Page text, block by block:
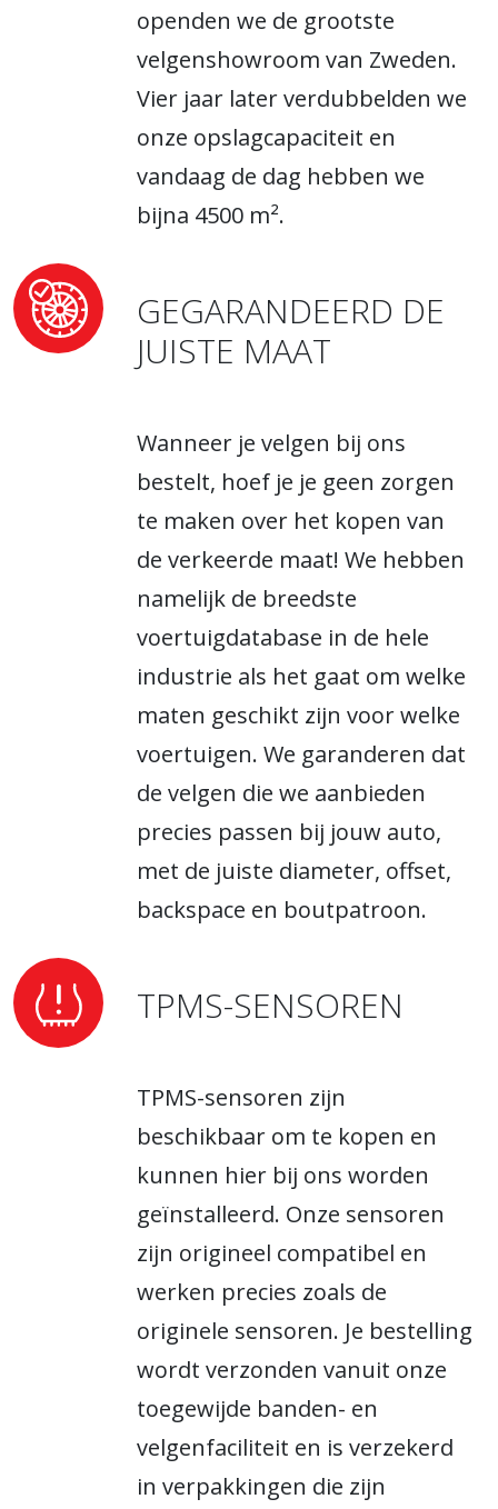
openden we de grootste
velgenshowroom van Zweden.
Vier jaar later verdubbelden we
onze opslagcapaciteit en
vandaag de dag hebben we
bijna 4500 m².
GEGARANDEERD DE
JUISTE MAAT
Wanneer je velgen bij ons
bestelt, hoef je je geen zorgen
te maken over het kopen van
de verkeerde maat! We hebben
namelijk de breedste
voertuigdatabase in de hele
industrie als het gaat om welke
maten geschikt zijn voor welke
voertuigen. We garanderen dat
de velgen die we aanbieden
precies passen bij jouw auto,
met de juiste diameter, offset,
backspace en boutpatroon.
TPMS-SENSOREN
TPMS-sensoren zijn
beschikbaar om te kopen en
kunnen hier bij ons worden
geïnstalleerd. Onze sensoren
zijn origineel compatibel en
werken precies zoals de
originele sensoren. Je bestelling
wordt verzonden vanuit onze
toegewijde banden- en
velgenfaciliteit en is verzekerd
in verpakkingen die zijn